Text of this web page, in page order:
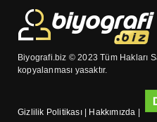
Biyografi.biz © 2023 Tüm Hakları
kopyalanması yasaktır.
Gizlilik Politikası| Hakkımızda |